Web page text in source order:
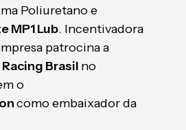
Poliuretano e
MP1 Lub. Incentivadora
patrocina a
Brasil no
o
como embaixador da